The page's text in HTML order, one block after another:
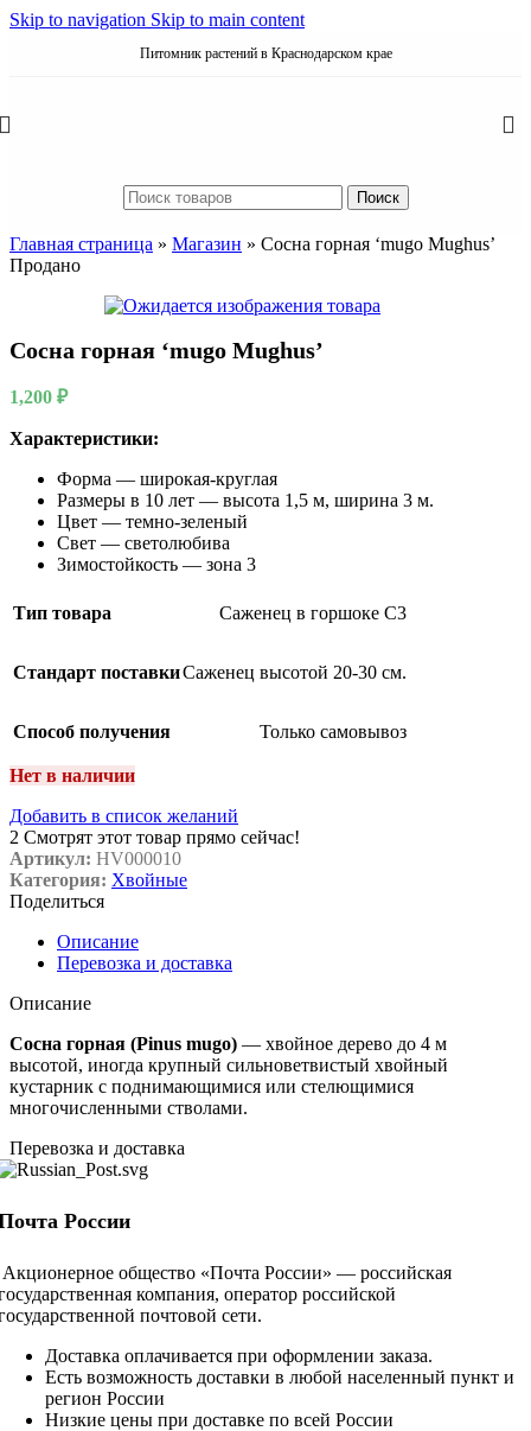
Skip to navigation Skip to main content
Питомник растений в Краснодарском крае
Поиск
Главная страница » Магазин » Сосна горная ‘mugo Mughus’
Продано
Сосна горная ‘mugo Mughus’
1,200 ₽
Характеристики:
Форма — широкая-круглая
Размеры в 10 лет — высота 1,5 м, ширина 3 м.
Цвет — темно-зеленый
Свет — светолюбива
Зимостойкость — зона 3
Тип товара Саженец в горшоке C3
Стандарт поставкиСаженец высотой 20-30 см.
Способ получения Только самовывоз
Нет в наличии
Добавить в список желаний
2 Смотрят этот товар прямо сейчас!
Артикул: HV000010
Категория: Хвойные
Поделиться
Описание
Перевозка и доставка
Описание
Сосна горная (Pinus mugo) — хвойное дерево до 4 м
высотой, иногда крупный сильноветвистый хвойный
кустарник с поднимающимися или стелющимися
многочисленными стволами.
Перевозка и доставка
России
общество «Почта России» — российская
компания, оператор российской
почтовой сети.
Доставка оплачивается при оформлении заказа.
Есть возможность доставки в любой населенный пункт и
регион России
Низкие цены при доставке по всей России